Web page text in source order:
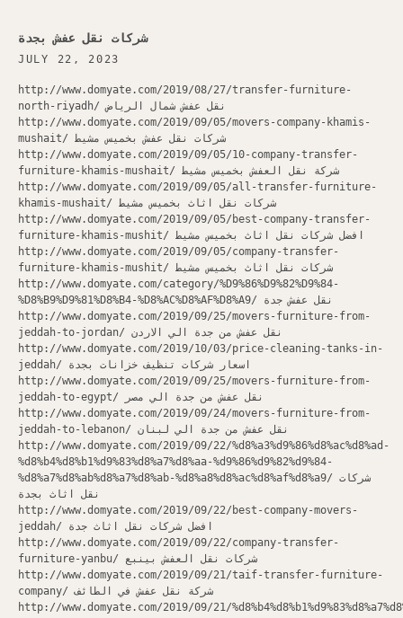
شركات نقل عفش بجدة
JULY 22, 2023
http://www.domyate.com/2019/08/27/transfer-furniture-
north-riyadh/ نقل عفش شمال الرياض
http://www.domyate.com/2019/09/05/movers-company-khamis-
mushait/ شركات نقل عفش بخميس مشيط
http://www.domyate.com/2019/09/05/10-company-transfer-
furniture-khamis-mushait/ شركة نقل العفش بخميس مشيط
http://www.domyate.com/2019/09/05/all-transfer-furniture-
khamis-mushait/ شركات نقل اثاث بخميس مشيط
http://www.domyate.com/2019/09/05/best-company-transfer-
furniture-khamis-mushit/ افضل شركات نقل اثاث بخميس مشيط
http://www.domyate.com/2019/09/05/company-transfer-
furniture-khamis-mushit/ شركات نقل اثاث بخميس مشيط
http://www.domyate.com/category/%D9%86%D9%82%D9%84-
%D8%B9%D9%81%D8%B4-%D8%AC%D8%AF%D8%A9/ نقل عفش جدة
http://www.domyate.com/2019/09/25/movers-furniture-from-
jeddah-to-jordan/ نقل عفش من جدة الي الاردن
http://www.domyate.com/2019/10/03/price-cleaning-tanks-in-
jeddah/ اسعار شركات تنظيف خزانات بجدة
http://www.domyate.com/2019/09/25/movers-furniture-from-
jeddah-to-egypt/ نقل عفش من جدة الي مصر
http://www.domyate.com/2019/09/24/movers-furniture-from-
jeddah-to-lebanon/ نقل عفش من جدة الي لبنان
http://www.domyate.com/2019/09/22/%d8%a3%d9%86%d8%ac%d8%ad-
%d8%b4%d8%b1%d9%83%d8%a7%d8%aa-%d9%86%d9%82%d9%84-
%d8%a7%d8%ab%d8%a7%d8%ab-%d8%a8%d8%ac%d8%af%d8%a9/ شركات
نقل اثاث بجدة
http://www.domyate.com/2019/09/22/best-company-movers-
jeddah/ افضل شركات نقل اثاث جدة
http://www.domyate.com/2019/09/22/company-transfer-
furniture-yanbu/ شركات نقل العفش بينبع
http://www.domyate.com/2019/09/21/taif-transfer-furniture-
company/ شركة نقل عفش في الطائف
http://www.domyate.com/2019/09/21/